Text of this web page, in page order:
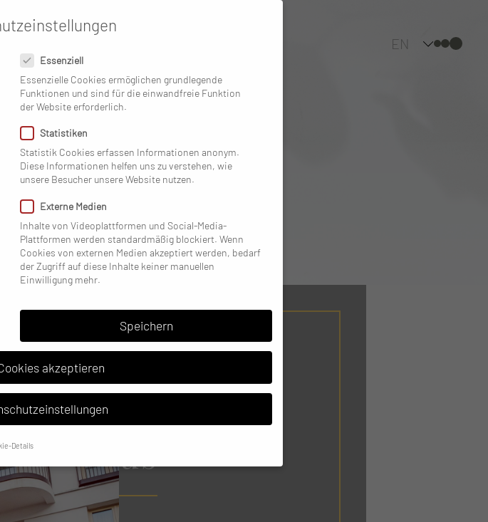
EN
OUR
About
us
Essenziell
Essenzielle Cookies ermöglichen grundlegende
Funktionen und sind für die einwandfreie Funktion
der Website erforderlich.
Statistiken
Statistik Cookies erfassen Informationen anonym.
Diese Informationen helfen uns zu verstehen, wie
unsere Besucher unsere Website nutzen.
Externe Medien
Inhalte von Videoplattformen und Social-Media-
Plattformen werden standardmäßig blockiert. Wenn
Cookies von externen Medien akzeptiert werden, bedarf
der Zugriff auf diese Inhalte keiner manuellen
Einwilligung mehr.
Speichern
akzeptieren
Details
Diensten geben möchten, müssen Sie Ihre